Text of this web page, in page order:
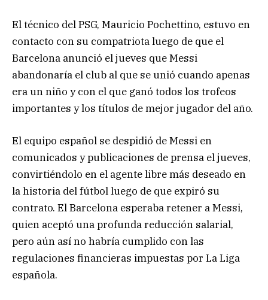
El técnico del PSG, Mauricio Pochettino, estuvo en
contacto con su compatriota luego de que el
Barcelona anunció el jueves que Messi
abandonaría el club al que se unió cuando apenas
era un niño y con el que ganó todos los trofeos
importantes y los títulos de mejor jugador del año.
El equipo español se despidió de Messi en
comunicados y publicaciones de prensa el jueves,
convirtiéndolo en el agente libre más deseado en
la historia del fútbol luego de que expiró su
contrato. El Barcelona esperaba retener a Messi,
quien aceptó una profunda reducción salarial,
pero aún así no habría cumplido con las
regulaciones financieras impuestas por La Liga
española.